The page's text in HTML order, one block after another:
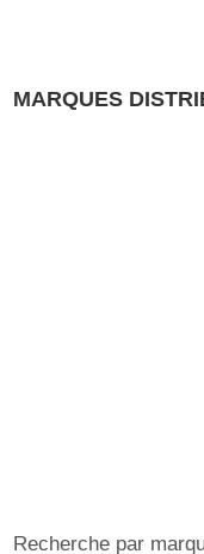
MARQUES
Recherche par